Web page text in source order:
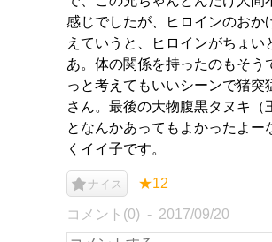
感じでしたが、ヒロインのおか
えていうと、ヒロインがちょい
あ。体の関係を持ったのもそう
っと考えてもいいシーンで猪突
さん。最後の大物腹黒タヌキ（
となんかあってもよかったよー
くイイ子です。
ナイス ★12
コメント(0) 2017/09/20